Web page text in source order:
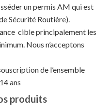
un permis AM qui est
Sécurité Routière).
cible principalement les
Nous n’acceptons
de l’ensemble
ans
produits